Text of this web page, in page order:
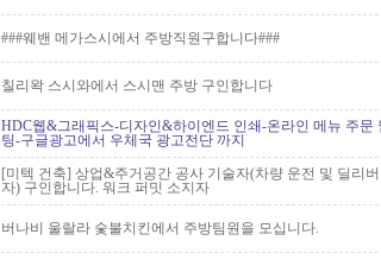
###웨밴 메가스시에서 주방직원구합니다###
칠리왁 스시와에서 스시맨 주방 구인합니다
HDC웹&그래픽스-디자인&하이엔드 인쇄-온라인 메뉴 주문
팅-구글광고에서 우체국 광고전단 까지
[미텍 건축] 상업&주거공간 공사 기술자(차량 운전 및 딜리
자) 구인합니다. 워크 퍼밋 소지자
버나비 울랄라 숯불치킨에서 주방팀원을 모십니다.